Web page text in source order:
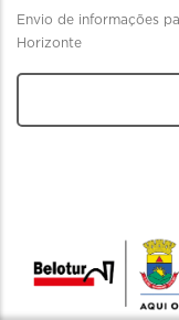
Envio de informações
Horizonte